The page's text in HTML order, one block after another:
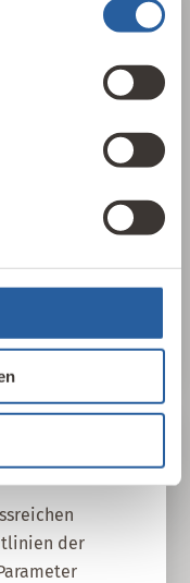
mit der
Gebäude,
der